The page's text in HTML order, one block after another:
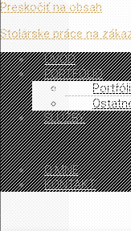
Preskočiť na obsah
Stolárske práce na
ÚVOD
PORTFÓLIO
SLUŽBY
O MNE
KONTAKT